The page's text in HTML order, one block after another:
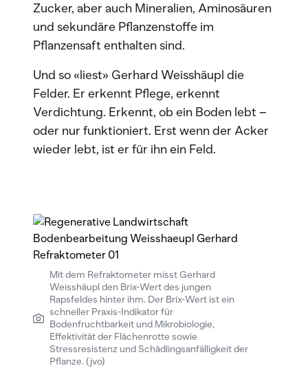
Zucker, aber auch Mineralien, Aminosäuren
und sekundäre Pflanzenstoffe im
Pflanzensaft enthalten sind.
Und so «liest» Gerhard Weisshäupl die
Felder. Er erkennt Pflege, erkennt
Verdichtung. Erkennt, ob ein Boden lebt –
oder nur funktioniert. Erst wenn der Acker
wieder lebt, ist er für ihn ein Feld.
Mit dem Refraktometer misst Gerhard
Weisshäupl den Brix-Wert des jungen
Rapsfeldes hinter ihm. Der Brix-Wert ist ein
schneller Praxis-Indikator für
Bodenfruchtbarkeit und Mikrobiologie,
Effektivität der Flächenrotte sowie
Stressresistenz und Schädlingsanfälligkeit der
Pflanze. (jvo)